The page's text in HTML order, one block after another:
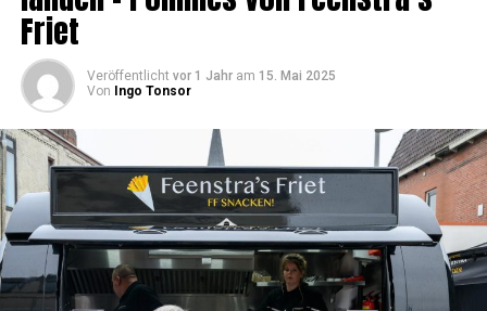
Rain­bow Events – Ihr Event Pla­ner in Ost­fries­land für
unver­gess­li­che Geschäftsveranstaltungen
Friet
Veröffentlicht vor 1 Jahr am 15. Mai 2025
Von Ingo Tonsor